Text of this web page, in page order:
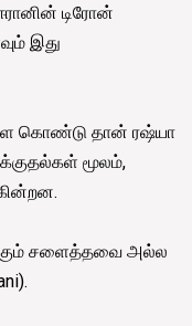
டிரோன்
இது
கொண்டு தான் ரஷ்யா
மூலம்,
சளைத்தவை அல்ல